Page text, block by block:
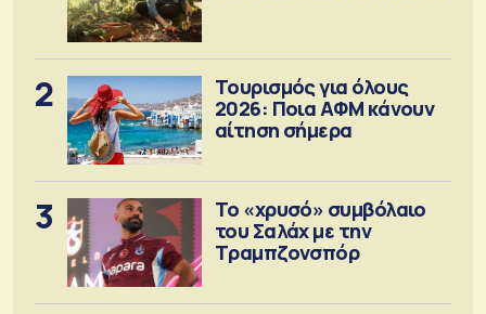
2
Τουρισμός για όλους
2026: Ποια ΑΦΜ κάνουν
αίτηση σήμερα
3
Το «χρυσό» συμβόλαιο
του Σαλάχ με την
Τραμπζονσπόρ